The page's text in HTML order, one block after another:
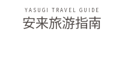
安来旅游指南
YASUGI TRAVEL GUIDE